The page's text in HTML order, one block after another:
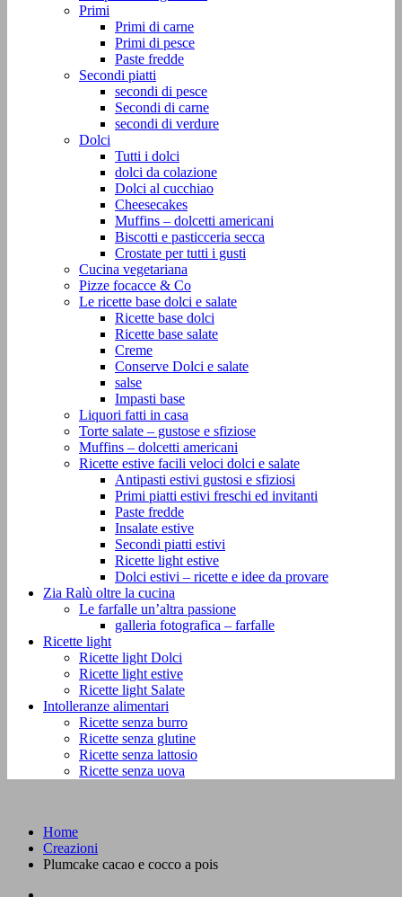
Primi
Primi di carne
Primi di pesce
Paste fredde
Secondi piatti
secondi di pesce
Secondi di carne
secondi di verdure
Dolci
Tutti i dolci
dolci da colazione
Dolci al cucchiao
Cheesecakes
Muffins – dolcetti americani
Biscotti e pasticceria secca
Crostate per tutti i gusti
Cucina vegetariana
Pizze focacce & Co
Le ricette base dolci e salate
Ricette base dolci
Ricette base salate
Creme
Conserve Dolci e salate
salse
Impasti base
Liquori fatti in casa
Torte salate – gustose e sfiziose
Muffins – dolcetti americani
Ricette estive facili veloci dolci e salate
Antipasti estivi gustosi e sfiziosi
Primi piatti estivi freschi ed invitanti
Paste fredde
Insalate estive
Secondi piatti estivi
Ricette light estive
Dolci estivi – ricette e idee da provare
Zia Ralù oltre la cucina
Le farfalle un’altra passione
galleria fotografica – farfalle
Ricette light
Ricette light Dolci
Ricette light estive
Ricette light Salate
Intolleranze alimentari
Ricette senza burro
Ricette senza glutine
Ricette senza lattosio
Ricette senza uova
Home
Creazioni
Plumcake cacao e cocco a pois